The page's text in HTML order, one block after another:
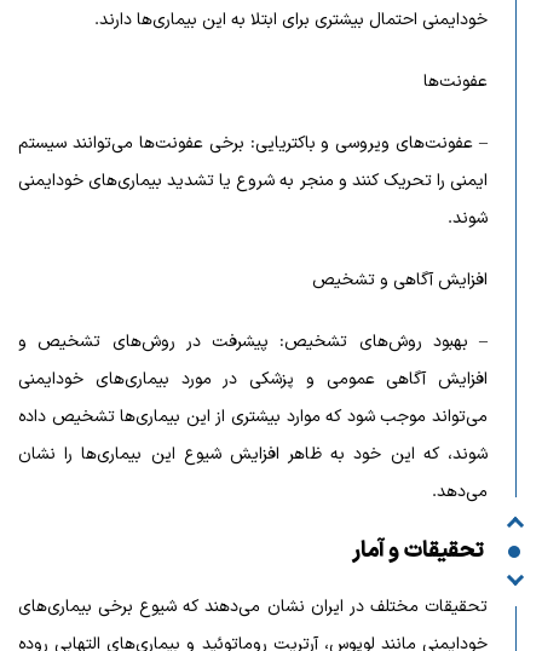
خودایمنی احتمال بیشتری برای ابتلا به این بیماری‌ها دارند.
عفونت‌ها
– عفونت‌های ویروسی و باکتریایی: برخی عفونت‌ها می‌توانند سیستم
ایمنی را تحریک کنند و منجر به شروع یا تشدید بیماری‌های خودایمنی
شوند.
افزایش آگاهی و تشخیص
– بهبود روش‌های تشخیص: پیشرفت در روش‌های تشخیص و
افزایش آگاهی عمومی و پزشکی در مورد بیماری‌های خودایمنی
می‌تواند موجب شود که موارد بیشتری از این بیماری‌ها تشخیص داده
شوند، که این خود به ظاهر افزایش شیوع این بیماری‌ها را نشان
می‌دهد.
تحقیقات و آمار
تحقیقات مختلف در ایران نشان می‌دهند که شیوع برخی بیماری‌های
خودایمنی مانند لوپوس، آرتریت روماتوئید و بیماری‌های التهابی روده